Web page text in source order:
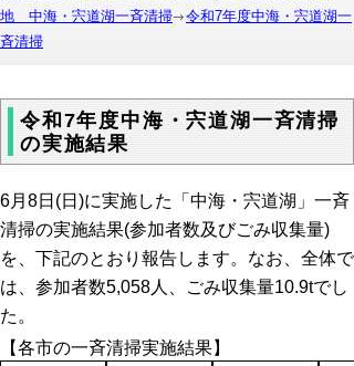
地 中海・宍道湖一斉清掃
令和7年度中海・宍道湖一
斉清掃
令和7年度中海・宍道湖一斉清掃
の実施結果
6月8日(日)に実施した「中海・宍道湖」一斉
清掃の実施結果(参加者数及びごみ収集量)
を、下記のとおり報告します。なお、全体で
は、参加者数5,058人、ごみ収集量10.9tでし
た。
【各市の一斉清掃実施結果】